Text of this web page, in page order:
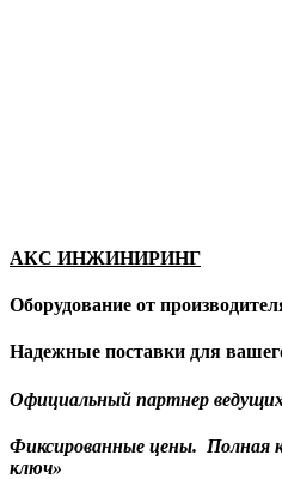
АКС ИНЖИНИРИНГ
Оборудование от
Надежные поставки для
Официальный партнер ведущих
Фиксированные цены. Полная
ключ»